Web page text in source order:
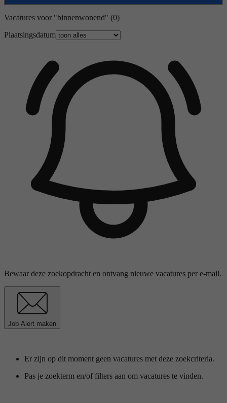
Vacatures voor "binnenwonend" (0)
Plaatsingsdatum
Bewaar deze zoekopdracht en ontvang nieuwe vacatures per e-mail.
Job Alert maken
Er zijn op dit moment geen vacatures met deze zoekcriteria.
Pas je zoekterm en/of filters aan om vacatures te vinden.